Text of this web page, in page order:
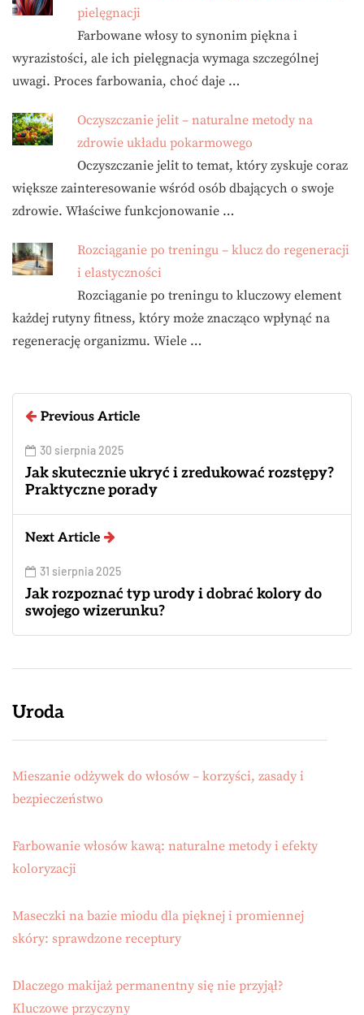
pielęgnacji
Farbowane włosy to synonim piękna i
wyrazistości, ale ich pielęgnacja wymaga szczególnej
uwagi. Proces farbowania, choć daje …
Oczyszczanie jelit – naturalne metody na
zdrowie układu pokarmowego
Oczyszczanie jelit to temat, który zyskuje coraz
większe zainteresowanie wśród osób dbających o swoje
zdrowie. Właściwe funkcjonowanie …
Rozciąganie po treningu – klucz do regeneracji
i elastyczności
Rozciąganie po treningu to kluczowy element
każdej rutyny fitness, który może znacząco wpłynąć na
regenerację organizmu. Wiele …
Previous Article
30 sierpnia 2025
Jak skutecznie ukryć i zredukować rozstępy?
Praktyczne porady
Next Article
31 sierpnia 2025
Jak rozpoznać typ urody i dobrać kolory do
swojego wizerunku?
Uroda
Mieszanie odżywek do włosów – korzyści, zasady i
bezpieczeństwo
Farbowanie włosów kawą: naturalne metody i efekty
koloryzacji
Maseczki na bazie miodu dla pięknej i promiennej
skóry: sprawdzone receptury
Dlaczego makijaż permanentny się nie przyjął?
Kluczowe przyczyny